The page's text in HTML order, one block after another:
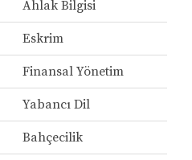
Ahlak Bilgisi
Eskrim
Finansal Yönetim
Yabancı Dil
Bahçecilik